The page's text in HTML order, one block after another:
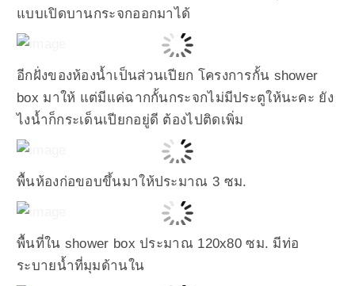
แบบเปิดบานกระจกออกมาได้
อีกฝั่งของห้องน้ำเป็นส่วนเปียก โครงการกั้น shower
box มาให้ แต่มีแค่ฉากกั้นกระจกไม่มีประตูให้นะคะ ยัง
ไงน้ำก็กระเด็นเปียกอยู่ดี ต้องไปติดเพิ่ม
พื้นห้องก่อขอบขึ้นมาให้ประมาณ 3 ซม.
พื้นที่ใน shower box ประมาณ 120x80 ซม. มีท่อ
ระบายน้ำที่มุมด้านใน